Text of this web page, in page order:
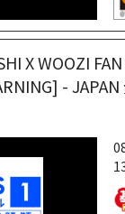
X WOOZI
-